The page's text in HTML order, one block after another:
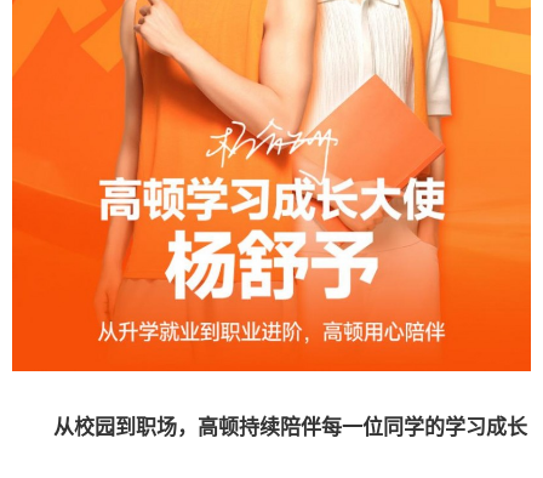
从校园到职场，高顿持续陪伴每一位同学的学习成长